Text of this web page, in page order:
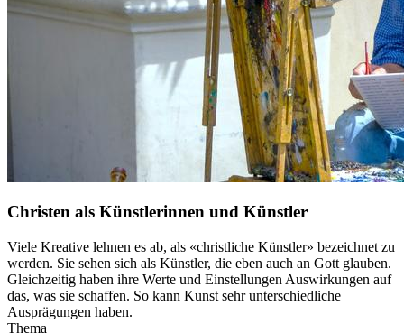
Christen als Künstlerinnen und Künstler
Viele Kreative lehnen es ab, als «christliche Künstler» bezeichnet zu
werden. Sie sehen sich als Künstler, die eben auch an Gott glauben.
Gleichzeitig haben ihre Werte und Einstellungen Auswirkungen auf
das, was sie schaffen. So kann Kunst sehr unterschiedliche
Ausprägungen haben.
Thema